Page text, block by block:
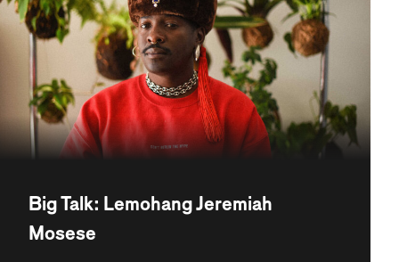
Big Talk: Lemohang Jeremiah
Mosese